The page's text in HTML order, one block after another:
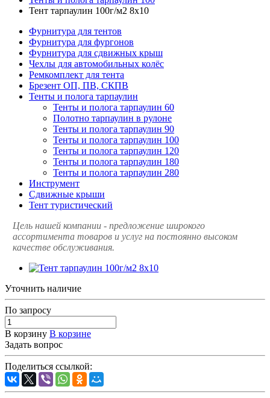
Тент тарпаулин 100г/м2 8х10
Фурнитура для тентов
Фурнитура для фургонов
Фурнитура для сдвижных крыш
Чехлы для автомобильных колёс
Ремкомплект для тента
Брезент ОП, ПВ, СКПВ
Тенты и полога тарпаулин
Тенты и полога тарпаулин 60
Полотно тарпаулин в рулоне
Тенты и полога тарпаулин 90
Тенты и полога тарпаулин 100
Тенты и полога тарпаулин 120
Тенты и полога тарпаулин 180
Тенты и полога тарпаулин 280
Инструмент
Сдвижные крыши
Тент туристический
Цель нашей компании - предложение широкого
ассортимента товаров и услуг на постоянно высоком
качестве обслуживания.
Уточнить наличие
По запросу
В корзину В корзине
Задать вопрос
Поделиться ссылкой: